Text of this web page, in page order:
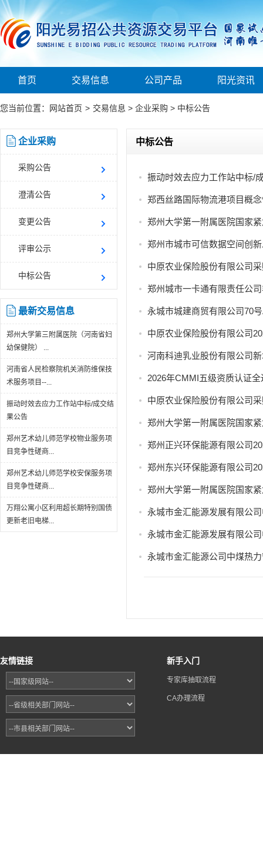
首页 交易信息 公司产品 阳光资讯
您当前位置： 网站首页 > 交易信息 > 企业采购 > 中标公告
企业采购
采购公告
澄清公告
变更公告
评审公示
中标公告
最新交易信息
郑州大学第三附属医院（河南省妇
幼保健院） ...
河南省人民检察院机关消防维保技
术服务项目--...
振动时效去应力工作站中标/成交结
果公告
郑州艺术幼儿师范学校物业服务项
目竞争性磋商...
郑州艺术幼儿师范学校安保服务项
目竞争性磋商...
万翔公寓小区利用超长期特别国债
更新老旧电梯...
中标公告
振动时效去应力工作站中标/
郑西丝路国际物流港项目概
郑州大学第一附属医院国家
郑州市城市可信数据空间创
中原农业保险股份有限公司
郑州城市一卡通有限责任公
永城市城建商贸有限公司70
中原农业保险股份有限公司
河南科迪乳业股份有限公司
2026年CMMI五级资质认证
中原农业保险股份有限公司
郑州大学第一附属医院国家
郑州正兴环保能源有限公司
郑州东兴环保能源有限公司
郑州大学第一附属医院国家
永城市金汇能源发展有限公
永城市金汇能源发展有限公
永城市金汇能源公司中煤热
友情链接 新手入门
专家库抽取流程
CA办理流程